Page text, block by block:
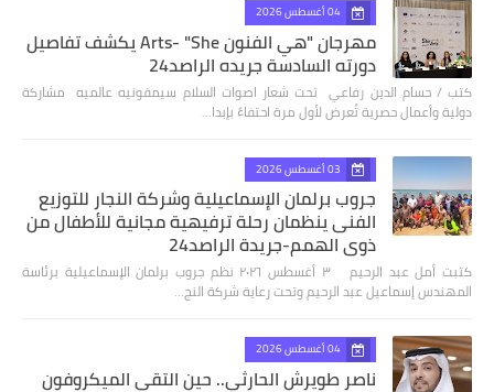
04 أغسطس 2026
مهرجان "هي الفنون Arts- "She يكشف تفاصيل
دورته السادسة جريده الراصد24
كتب / حسام الدين رفاعي تحت شعار اصوات السلام سيمفونيه عالميه مشاركة
دولية وأعمال حصرية تُعرض لأول مرة احتفاءً بإبدا…
03 أغسطس 2026
جروب برلمان الإسماعيلية وشركة النجار للتوزيع
الفنى ينظمان رحلة ترفيهية مجانية للأطفال من
ذوي الهمم-جريدة الراصد24
كتبت أمل عبد الرحيم ٣ أغسطس ٢٠٢٦ نظم جروب برلمان الإسماعيلية برئاسة
المهندس إسماعيل عبد الرحيم وتحت رعاية شركة النج…
04 أغسطس 2026
ناصر طويرش الحارثي.. حين التقى الميكروفون